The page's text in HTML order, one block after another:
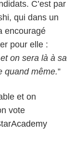
C’est par
qui dans un
encouragé
pour elle :
on sera là à sa
quand même.”
et on
vote